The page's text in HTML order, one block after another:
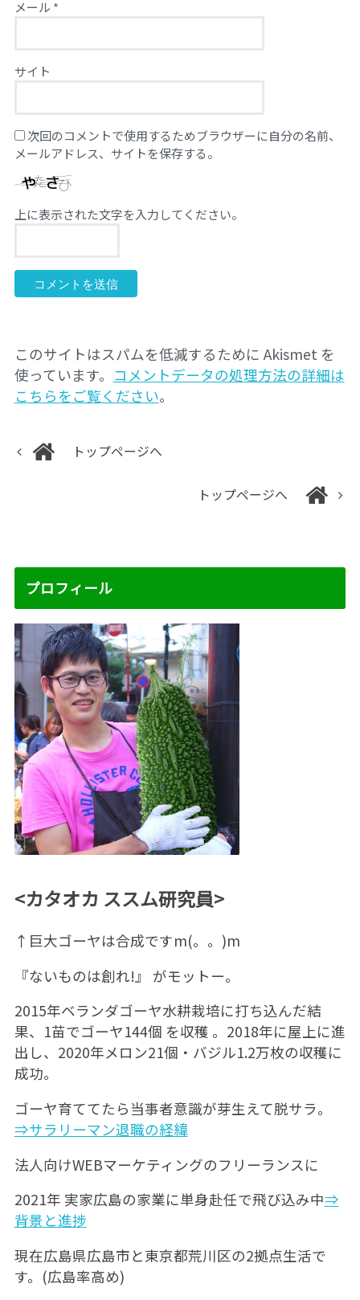
メール *
サイト
次回のコメントで使用するためブラウザーに自分の名前、
メールアドレス、サイトを保存する。
上に表示された文字を入力してください。
このサイトはスパムを低減するために Akismet を
使っています。 コメントデータの処理方法の詳細は
こちらをご覧ください。
トップページへ
トップページへ
プロフィール
<カタオカ ススム研究員>
↑巨大ゴーヤは合成ですm(。。)m
『ないものは創れ!』 がモットー。
2015年ベランダゴーヤ水耕栽培に打ち込んだ結
果、1苗でゴーヤ144個 を収穫 。2018年に屋上に進
出し、2020年メロン21個・バジル1.2万枚の収穫に
成功。
ゴーヤ育ててたら当事者意識が芽生えて脱サラ。
⇒サラリーマン退職の経緯
法人向けWEBマーケティングのフリーランスに
2021年 実家広島の家業に単身赴任で飛び込み中⇒
背景と進捗
現在広島県広島市と東京都荒川区の2拠点生活で
す。(広島率高め)